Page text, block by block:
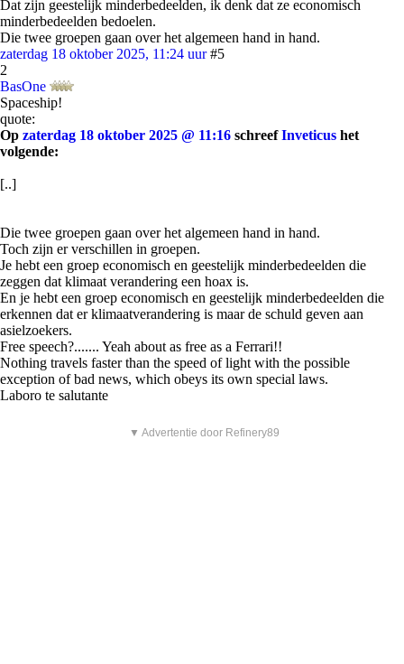
Dat zijn geestelijk minderbedeelden, ik denk dat ze economisch
minderbedeelden bedoelen.
Die twee groepen gaan over het algemeen hand in hand.
zaterdag 18 oktober 2025, 11:24 uur #5
2
BasOne
Spaceship!
quote:
Op zaterdag 18 oktober 2025 @ 11:16 schreefInveticus het
volgende:
[..]
Die twee groepen gaan over het algemeen hand in hand.
Toch zijn er verschillen in groepen.
Je hebt een groep economisch en geestelijk minderbedeelden die
zeggen dat klimaat verandering een hoax is.
En je hebt een groep economisch en geestelijk minderbedeelden die
erkennen dat er klimaatverandering is maar de schuld geven aan
asielzoekers.
Free speech?....... Yeah about as free as a Ferrari!!
Nothing travels faster than the speed of light with the possible
exception of bad news, which obeys its own special laws.
Laboro te salutante
▼ Advertentie door Refinery89